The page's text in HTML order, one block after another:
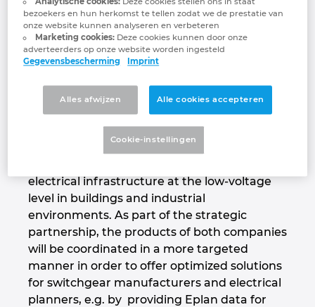
Siemens
Siemens’ Electrical Products business unit
electrical infrastructure at the low-voltage
level in buildings and industrial
environments. As part of the strategic
partnership, the products of both companies
will be coordinated in a more targeted
manner in order to offer optimized solutions
for switchgear manufacturers and electrical
planners, e.g. by providing Eplan data for
Gebouwautomatisering
EPLAN in de praktijk
Configuratie
EPLAN integraties voor ERP, PDM en PLM
EPLAN Data Portal
EPLAN Education voor docenten
Projectmanagement
Klantreferenties
Locaties
Brunei
Bulgaria
China Taiwan
Colombia
Czech Republic
bezoekers en hun herkomst te tellen zodat we de prestatie van
onze website kunnen analyseren en verbeteren
Marketing cookies:Deze cookies kunnen door onze
adverteerders op onze website worden ingesteld
Gegevensbescherming Imprint
Alles afwijzen Alle cookies accepteren
Cookie-instellingen